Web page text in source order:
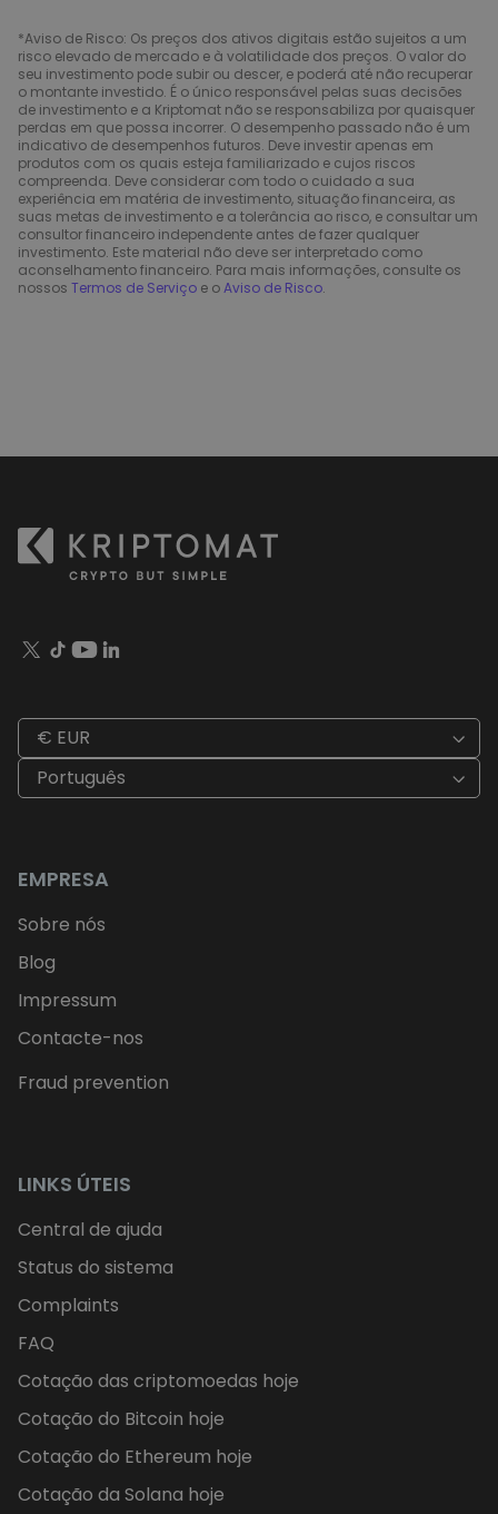
*Aviso de Risco: Os preços dos ativos digitais estão sujeitos a um
risco elevado de mercado e à volatilidade dos preços. O valor do
seu investimento pode subir ou descer, e poderá até não recuperar
o montante investido. É o único responsável pelas suas decisões
de investimento e a Kriptomat não se responsabiliza por quaisquer
perdas em que possa incorrer. O desempenho passado não é um
indicativo de desempenhos futuros. Deve investir apenas em
produtos com os quais esteja familiarizado e cujos riscos
compreenda. Deve considerar com todo o cuidado a sua
experiência em matéria de investimento, situação financeira, as
suas metas de investimento e a tolerância ao risco, e consultar um
consultor financeiro independente antes de fazer qualquer
investimento. Este material não deve ser interpretado como
aconselhamento financeiro. Para mais informações, consulte os
nossos Termos de Serviço e oAviso de Risco.
€ EUR
Português
EMPRESA
Sobre nós
Blog
Impressum
Contacte-nos
Fraud prevention
LINKS ÚTEIS
Central de ajuda
Status do sistema
Complaints
FAQ
Cotação das criptomoedas hoje
Cotação do Bitcoin hoje
Cotação do Ethereum hoje
Cotação da Solana hoje